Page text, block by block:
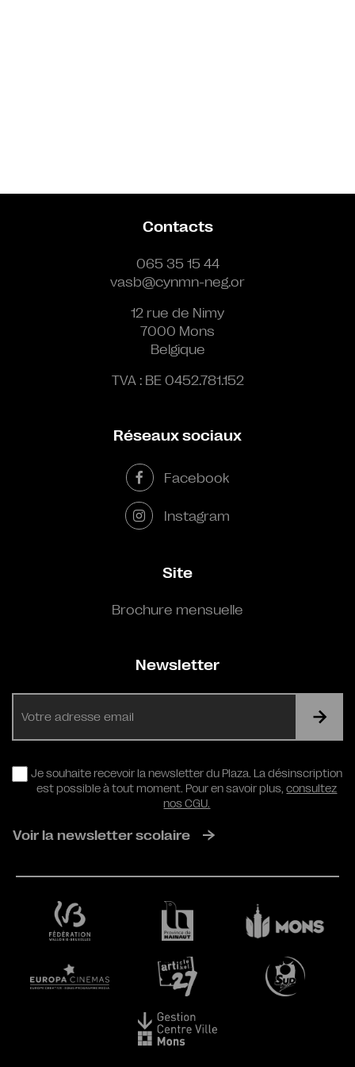
Contacts
065 35 15 44
vasb@cynmn-neg.or
12 rue de Nimy
7000 Mons
Belgique
TVA : BE 0452.781.152
Réseaux sociaux
Facebook
Instagram
Site
Brochure mensuelle
Newsletter
RGPD
Je souhaite recevoir la newsletter du Plaza. La désinscription
est possible à tout moment. Pour en savoir plus,consultez
nos CGU.
Voir la newsletter scolaire